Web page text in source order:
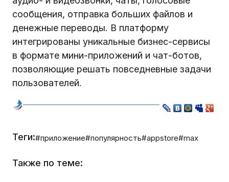
сообщения, отправка больших файлов и
денежные переводы. В платформу
интегрированы уникальные бизнес-сервисы
в формате мини-приложений и чат-ботов,
позволяющие решать повседневные задачи
пользователей.
Теги:#приложение#популярность#appstore#max
Также по теме: